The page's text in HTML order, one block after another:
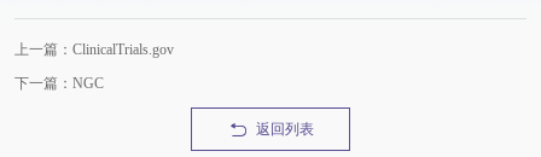
上一篇：ClinicalTrials.gov
下一篇：NGC
返回列表